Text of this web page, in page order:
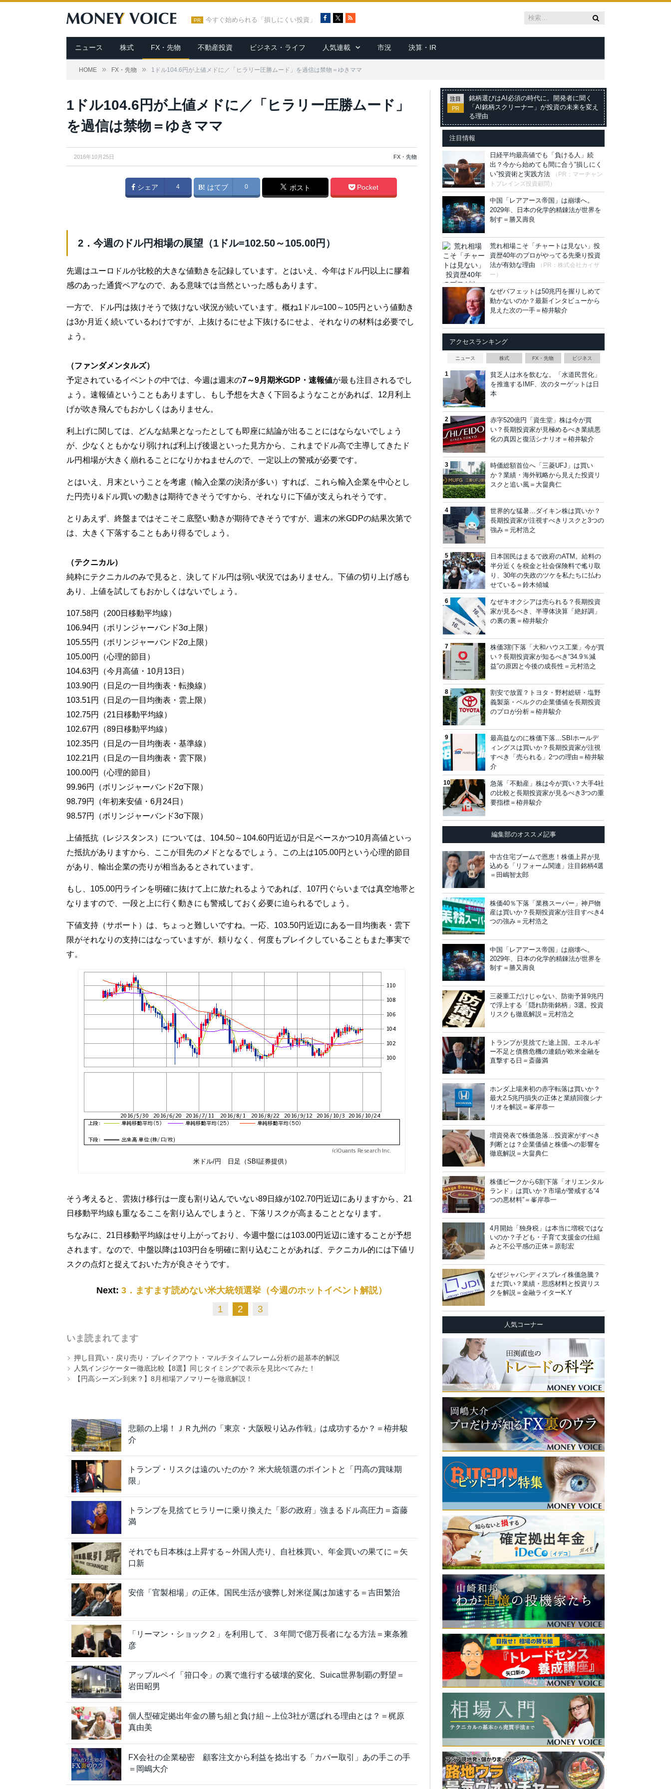
PR 今すぐ始められる「損しにくい投資」
c
e
b
o
R
S
ニュース 株式 FX・先物 不動産投資 ビジネス・ライフ 人気連載 市況 決算・IR
HOME » FX・先物 » 1ドル104.6円が上値メドに／「ヒラリー圧勝ムード」を過信は禁物＝ゆきママ
1ドル104.6円が上値メドに／「ヒラリー圧勝ムード」
を過信は禁物＝ゆきママ
2016年10月25日 FX・先物
シェア 4 はてブ 0 ポスト Pocket
2．今週のドル円相場の展望（1ドル=102.50～105.00円）
先週はユーロドルが比較的大きな値動きを記録しています。とはいえ、今年はドル円以上に膠着
感のあった通貨ペアなので、ある意味では当然といった感もあります。
一方で、ドル円は抜けそうで抜けない状況が続いています。概ね1ドル=100～105円という値動き
は3か月近く続いているわけですが、上抜けるにせよ下抜けるにせよ、それなりの材料は必要でし
ょう。
（ファンダメンタルズ）
予定されているイベントの中では、今週は週末の7～9月期米GDP・速報値が最も注目されるでし
ょう。速報値ということもありますし、もし予想を大きく下回るようなことがあれば、12月利上
げが吹き飛んでもおかしくはありません。
利上げに関しては、どんな結果となったとしても即座に結論が出ることにはならないでしょう
が、少なくともかなり弱ければ利上げ後退といった見方から、これまでドル高で主導してきたド
ル円相場が大きく崩れることになりかねませんので、一定以上の警戒が必要です。
とはいえ、月末ということを考慮（輸入企業の決済が多い）すれば、これら輸入企業を中心とし
た円売り&ドル買いの動きは期待できそうですから、それなりに下値が支えられそうです。
とりあえず、終盤まではそこそこ底堅い動きが期待できそうですが、週末の米GDPの結果次第で
は、大きく下落することもあり得るでしょう。
（テクニカル）
純粋にテクニカルのみで見ると、決してドル円は弱い状況ではありません。下値の切り上げ感も
あり、上値を試してもおかしくはないでしょう。
107.58円（200日移動平均線）
106.94円（ボリンジャーバンド3σ上限）
105.55円（ボリンジャーバンド2σ上限）
105.00円（心理的節目）
104.63円（今月高値・10月13日）
103.90円（日足の一目均衡表・転換線）
103.51円（日足の一目均衡表・雲上限）
102.75円（21日移動平均線）
102.67円（89日移動平均線）
102.35円（日足の一目均衡表・基準線）
102.21円（日足の一目均衡表・雲下限）
100.00円（心理的節目）
99.96円（ボリンジャーバンド2σ下限）
98.79円（年初来安値・6月24日）
98.57円（ボリンジャーバンド3σ下限）
上値抵抗（レジスタンス）については、104.50～104.60円近辺が日足ベースかつ10月高値といっ
た抵抗がありますから、ここが目先のメドとなるでしょう。この上は105.00円という心理的節目
があり、輸出企業の売りが相当あるとされています。
もし、105.00円ラインを明確に抜けて上に放たれるようであれば、107円ぐらいまでは真空地帯と
なりますので、一段と上に行く動きにも警戒しておく必要に迫られるでしょう。
下値支持（サポート）は、ちょっと難しいですね。一応、103.50円近辺にある一目均衡表・雲下
限がそれなりの支持にはなっていますが、頼りなく、何度もブレイクしていることもまた事実で
す。
米ドル/円 日足（SBI証券提供）
そう考えると、雲抜け移行は一度も割り込んでいない89日線が102.70円近辺にありますから、21
日移動平均線も重なるここを割り込んでしまうと、下落リスクが高まることとなります。
ちなみに、21日移動平均線はせり上がっており、今週中盤には103.00円近辺に達することが予想
されます。なので、中盤以降は103円台を明確に割り込むことがあれば、テクニカル的には下値リ
スクの点灯と捉えておいた方が良さそうです。
Next: 3．ますます読めない米大統領選挙（今週のホットイベント解説）
1 2 3
いま読まれてます
押し目買い・戻り売り・ブレイクアウト・マルチタイムフレーム分析の超基本的解説
人気インジケーター徹底比較【8選】同じタイミングで表示を見比べてみた！
【円高シーズン到来？】8月相場アノマリーを徹底解説！
悲願の上場！ＪＲ九州の「東京・大阪殴り込み作戦」は成功するか？＝栫井駿
介
トランプ・リスクは遠のいたのか？ 米大統領選のポイントと「円高の賞味期
限」
トランプを見捨てヒラリーに乗り換えた「影の政府」強まるドル高圧力＝斎藤
満
それでも日本株は上昇する～外国人売り、自社株買い、年金買いの果てに＝矢
口新
安倍「官製相場」の正体。国民生活が疲弊し対米従属は加速する＝吉田繁治
「リーマン・ショック２」を利用して、３年間で億万長者になる方法＝東条雅
彦
アップルペイ「箝口令」の裏で進行する破壊的変化、Suica世界制覇の野望＝
岩田昭男
個人型確定拠出年金の勝ち組と負け組～上位3社が選ばれる理由とは？＝梶原
真由美
FX会社の企業秘密 顧客注文から利益を捻出する「カバー取引」あの手この手
＝岡嶋大介
注目
PR
銘柄選びはAI必須の時代に。開発者に聞く
「AI銘柄スクリーナー」が投資の未来を変え
る理由
注目情報
日経平均最高値でも「負ける人」続
出？今から始めても間に合う“損しにく
い”投資術と実践方法
（PR：マーチャン
トブレインズ投資顧問）
中国「レアアース帝国」は崩壊へ。
2029年、日本の化学的精錬法が世界を
制す＝勝又壽良
荒れ相場こそ「チャートは見ない」投
資歴40年のプロがやってる先乗り投資
法が有効な理由
（PR：株式会社カイザ
ー）
なぜバフェットは50兆円を握りしめて
動かないのか？最新インタビューから
見えた次の一手＝栫井駿介
アクセスランキング
ニュース 株式 FX・先物 ビジネス
貧乏人は水を飲むな。「水道民営化」
を推進するIMF、次のターゲットは日
本
赤字520億円「資生堂」株は今が買
い？長期投資家が見極めるべき業績悪
化の真因と復活シナリオ＝栫井駿介
時価総額首位へ「三菱UFJ」は買い
か？業績・海外戦略から見えた投資リ
スクと追い風＝大畠典仁
世界的な猛暑…ダイキン株は買いか？
長期投資家が注視すべきリスクと3つの
強み＝元村浩之
日本国民はまるで政府のATM。給料の
半分近くを税金と社会保険料で毟り取
り、30年の失政のツケを私たちに払わ
せている＝鈴木傾城
なぜキオクシアは売られる？長期投資
家が見るべき、半導体決算「絶好調」
の裏の裏＝栫井駿介
株価3割下落「大和ハウス工業」今が買
い？長期投資家が知るべき“34.9％減
益”の原因と今後の成長性＝元村浩之
割安で放置？トヨタ・野村総研・塩野
義製薬・ベルクの企業価値を長期投資
のプロが分析＝栫井駿介
最高益なのに株価下落…SBIホールデ
ィングスは買いか？長期投資家が注視
すべき「売られる」2つの理由＝栫井駿
介
急落「不動産」株は今が買い？大手4社
の比較と長期投資家が見るべき3つの重
要指標＝栫井駿介
編集部のオススメ記事
中古住宅ブームで恩恵！株価上昇が見
込める「リフォーム関連」注目銘柄4選
＝田嶋智太郎
株価40％下落「業務スーパー」神戸物
産は買いか？長期投資家が注目すべき4
つの強み＝元村浩之
中国「レアアース帝国」は崩壊へ。
2029年、日本の化学的精錬法が世界を
制す＝勝又壽良
三菱重工だけじゃない、防衛予算9兆円
で浮上する「隠れ防衛銘柄」3選。投資
リスクも徹底解説＝元村浩之
トランプが見捨てた途上国。エネルギ
ー不足と債務危機の連鎖が欧米金融を
直撃する日＝斎藤満
ホンダ上場来初の赤字転落は買いか？
最大2.5兆円損失の正体と業績回復シナ
リオを解説＝峯岸恭一
増資発表で株価急落…投資家がすべき
判断とは？企業価値と株価への影響を
徹底解説＝大畠典仁
株価ピークから6割下落「オリエンタル
ランド」は買いか？市場が警戒する“4
つの悪材料”＝峯岸恭一
4月開始「独身税」は本当に増税ではな
いのか？子ども・子育て支援金の仕組
みと不公平感の正体＝原彰宏
なぜジャパンディスプレイ株価急騰？
まだ買い？業績・思惑材料と投資リス
クを解説＝金融ライターK.Y
人気コーナー